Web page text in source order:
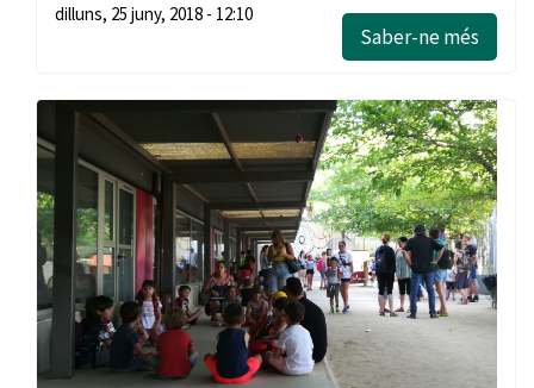
dilluns, 25 juny, 2018 - 12:10
Saber-ne més